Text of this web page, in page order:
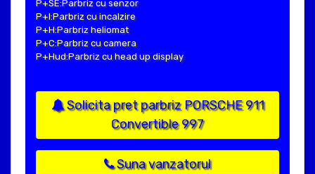
P+SE:Parbriz cu senzor
P+I:Parbriz cu incalzire
P+H:Parbriz heliomat
P+C:Parbriz cu camera
P+Hud:Parbriz cu head up display
Solicita pret parbriz PORSCHE 911
Convertible 997
Suna vanzatorul